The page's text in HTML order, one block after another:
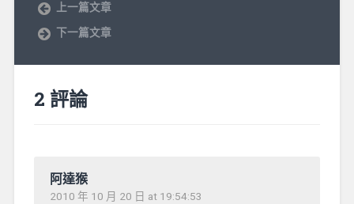
上一篇文章
下一篇文章
2 評論
阿達猴
2010 年 10 月 20 日 at 19:54:53